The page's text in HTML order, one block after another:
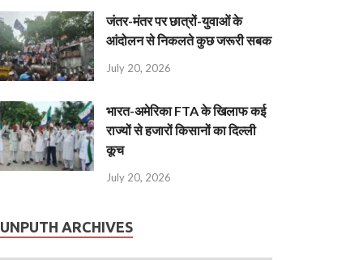
जंतर-मंतर पर छात्रों-युवाओं के
आंदोलन से निकलते कुछ जरूरी सबक
July 20, 2026
भारत-अमेरिका FTA के खिलाफ कई
राज्यों से हजारों किसानों का दिल्ली
कूच
July 20, 2026
ARCHIVES